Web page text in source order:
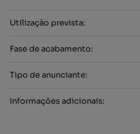
Utilização prevista:
Fase de acabamento:
Tipo de anunciante:
Informações adicionais: